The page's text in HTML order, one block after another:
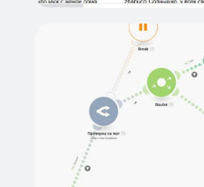
Поддержание лояльности
аудитории: даже если
некоторые понимают, что
общаются с AI, они относятся
к этому юмором